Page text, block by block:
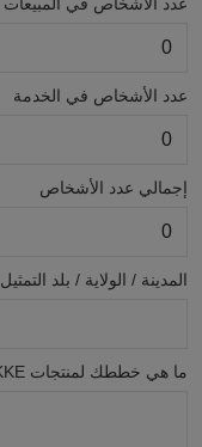
عدد الأشخاص في الخدمة
إجمالي عدد الأشخاص
المدينة / الولاية / بلد التمثيل
ما هي خططك لمنتجات KKE؟ كيف تخطط لتسويقها؟